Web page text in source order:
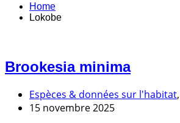
Home
Lokobe
Brookesia minima
Espèces & données sur l'habitat,
15 novembre 2025